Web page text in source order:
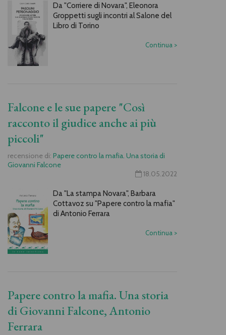
Da "Corriere di Novara", Eleonora
Groppetti sugli incontri al Salone del
Libro di Torino
Continua >
Falcone e le sue papere "Così
racconto il giudice anche ai più
piccoli"
recensione di: Papere contro la mafia. Una storia di
Giovanni Falcone
18.05.2022
Da "La stampa Novara", Barbara
Cottavoz su "Papere contro la mafia"
di Antonio Ferrara
Continua >
Papere contro la mafia. Una storia
di Giovanni Falcone, Antonio
Ferrara